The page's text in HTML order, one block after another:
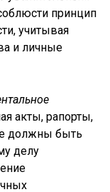
принцип
учитывая
и личные
акты, рапорты,
должны быть
делу